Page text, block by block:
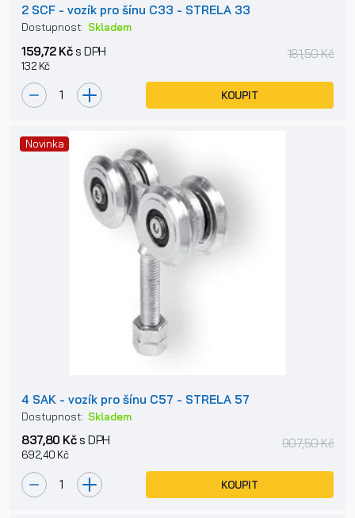
2 SCF - vozík pro šínu C33 - STRELA 33
Dostupnost: Skladem
159,72 Kčs DPH
132 Kč
181,50 Kč
KOUPIT
Novinka
4 SAK - vozík pro šínu C57 - STRELA 57
Dostupnost: Skladem
837,80 Kčs DPH
692,40 Kč
907,50 Kč
KOUPIT